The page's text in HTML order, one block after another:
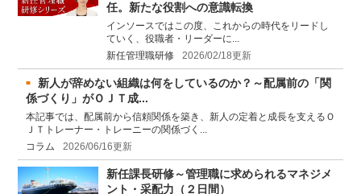
任。新たな役割への意識転換
インソースではこの度、これからの時代をリードし
ていく、役職者・リーダーに...
新任管理職研修
2026/02/18更新
新人が辞めない組織は何をしているのか？～配属前の「関
係づくり」がＯＪＴ成...
本記事では、配属前から信頼関係を築き、新人の定着と成長を支えるＯ
ＪＴトレーナー・トレーニーの関係づく...
コラム
2026/06/16更新
新任課長研修～管理職に求められるマネジメ
ント・采配力（２日間）